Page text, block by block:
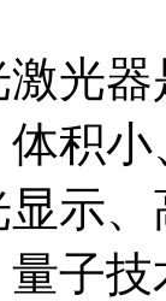
器
积
示
子